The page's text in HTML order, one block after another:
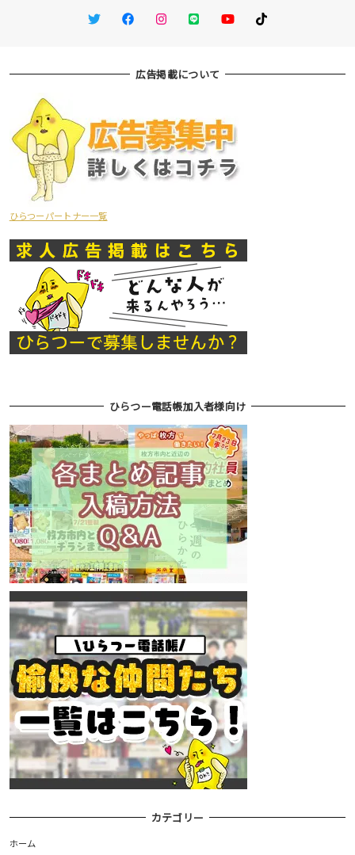
TwitterFacebookInstagram
LINE You TubeTikTok
広告掲載について
ひらつーパートナー一覧
ひらつー電話帳加入者様向け
カテゴリー
ホーム